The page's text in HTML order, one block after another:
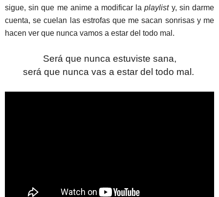
sigue, sin que me anime a modificar laplaylisty, sin darme
cuenta, se cuelan las estrofas que me sacan sonrisas y me
hacen ver que nunca vamos a estar del todo mal.
Será que nunca estuviste sana,
será que nunca vas a estar del todo mal.